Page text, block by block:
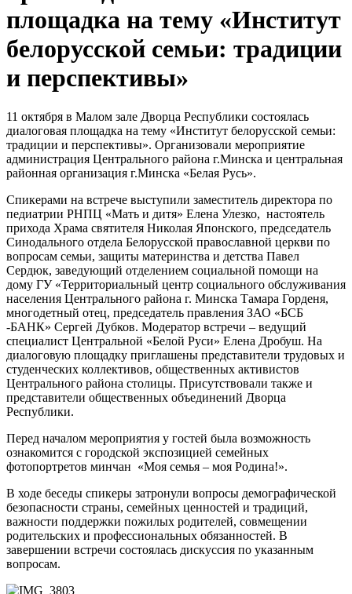
площадка на тему «Институт
белорусской семьи: традиции
и перспективы»
11 октября в Малом зале Дворца Республики состоялась
диалоговая площадка на тему «Институт белорусской семьи:
традиции и перспективы». Организовали мероприятие
администрация Центрального района г.Минска и центральная
районная организация г.Минска «Белая Русь».
Спикерами на встрече выступили заместитель директора по
педиатрии РНПЦ «Мать и дитя» Елена Улезко, настоятель
прихода Храма святителя Николая Японского, председатель
Синодального отдела Белорусской православной церкви по
вопросам семьи, защиты материнства и детства Павел
Сердюк, заведующий отделением социальной помощи на
дому ГУ «Территориальный центр социального обслуживания
населения Центрального района г. Минска Тамара Горденя,
многодетный отец, председатель правления ЗАО «БСБ
-БАНК» Сергей Дубков. Модератор встречи – ведущий
специалист Центральной «Белой Руси» Елена Дробуш. На
диалоговую площадку приглашены представители трудовых и
студенческих коллективов, общественных активистов
Центрального района столицы. Присутствовали также и
представители общественных объединений Дворца
Республики.
Перед началом мероприятия у гостей была возможность
ознакомится с городской экспозицией семейных
фотопортретов минчан «Моя семья – моя Родина!».
В ходе беседы спикеры затронули вопросы демографической
безопасности страны, семейных ценностей и традиций,
важности поддержки пожилых родителей, совмещении
родительских и профессиональных обязанностей. В
завершении встречи состоялась дискуссия по указанным
вопросам.